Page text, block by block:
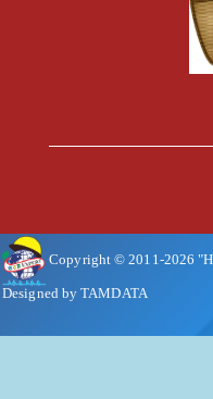
Copyright © 2011-2026
Designed by TAMDATA